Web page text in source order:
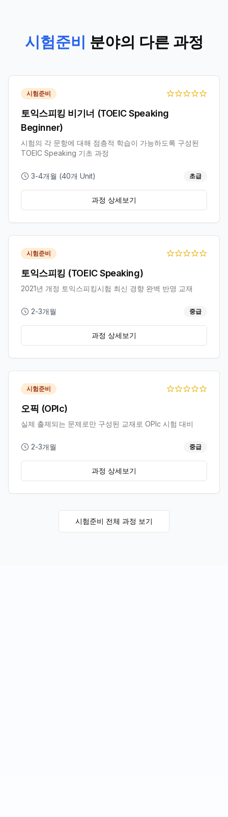
시험준비 분야의 다른 과정
시험준비
토익스피킹 비기너 (TOEIC Speaking
Beginner)
시험의 각 문항에 대해 점층적 학습이 가능하도록 구성된
TOEIC Speaking 기초 과정
3-4개월 (40개 Unit) 초급
과정 상세보기
시험준비
토익스피킹 (TOEIC Speaking)
2021년 개정 토익스피킹시험 최신 경향 완벽 반영 교재
2-3개월 중급
과정 상세보기
시험준비
오픽 (OPIc)
실제 출제되는 문제로만 구성된 교재로 OPIc 시험 대비
2-3개월 중급
과정 상세보기
시험준비 전체 과정 보기